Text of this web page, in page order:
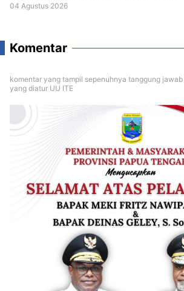
04 Agustus 2026
Komentar
komentar yang tampil sepenuhnya tanggung
yang diatur UU ITE